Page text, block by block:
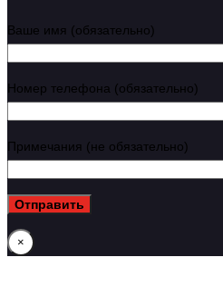
Ваше имя (обязательно)
Номер телефона (обязательно)
Примечания (не обязательно)
×